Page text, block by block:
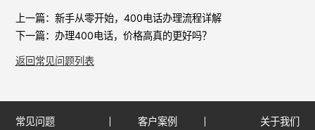
上一篇： 新手从零开始，400电话办理流程详解
下一篇： 办理400电话，价格高真的更好吗？
返回常见问题列表
常见问题 客户案例 关于我们